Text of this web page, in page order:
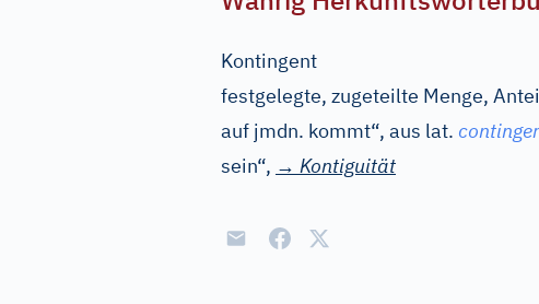
Kontingent
festgelegte, zugeteilte Menge,
auf jmdn. kommt“, aus lat.
sein“, → Kontiguität